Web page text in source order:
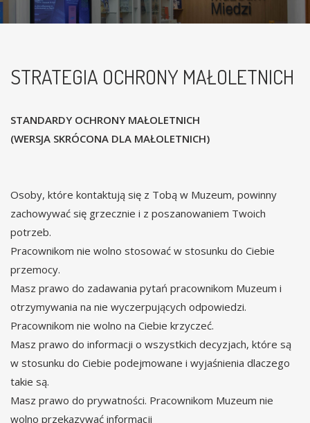
STRATEGIA OCHRONY MAŁOLETNICH
STANDARDY OCHRONY MAŁOLETNICH
(WERSJA SKRÓCONA DLA MAŁOLETNICH)
Osoby, które kontaktują się z Tobą w Muzeum, powinny
zachowywać się grzecznie i z poszanowaniem Twoich
potrzeb.
Pracownikom nie wolno stosować w stosunku do Ciebie
przemocy.
Masz prawo do zadawania pytań pracownikom Muzeum i
otrzymywania na nie wyczerpujących odpowiedzi.
Pracownikom nie wolno na Ciebie krzyczeć.
Masz prawo do informacji o wszystkich decyzjach, które są
w stosunku do Ciebie podejmowane i wyjaśnienia dlaczego
takie są.
Masz prawo do prywatności. Pracownikom Muzeum nie
wolno przekazywać informacji